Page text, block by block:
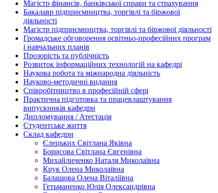
Магістр фінансів, банківської справи та страхування
Бакалавр підприємництва, торгівлі та біржової
діяльності
Магістр підприємництва, торгівлі та біржової діяльності
Громадське обговорення освітньо-професійних програм
і навчальних планів
Прозорість та публічність
Розвиток інформаційних технологій на кафедрі
Наукова робота та міжнародна діяльність
Науково-методичні видання
Співробітництво в професійній сфері
Практична підготовка та працевлаштування
випускників кафедри
Дипломування / Атестація
Студентське життя
Склад кафедри
Єлецьких Світлана Яківна
Борисова Світлана Євгенівна
Михайличенко Наталя Миколаївна
Крук Олена Миколаївна
Балашова Олена Віталіївна
Гетьманенко Юлія Олександрівна